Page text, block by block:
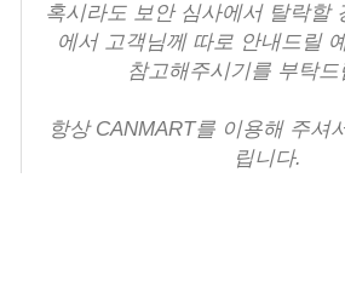
혹시라도 보안 심사에서 탈락할
에서 고객님께 따로 안내드릴
참고해주시기를 부탁드
항상 CANMART를 이용해 주셔
립니다.